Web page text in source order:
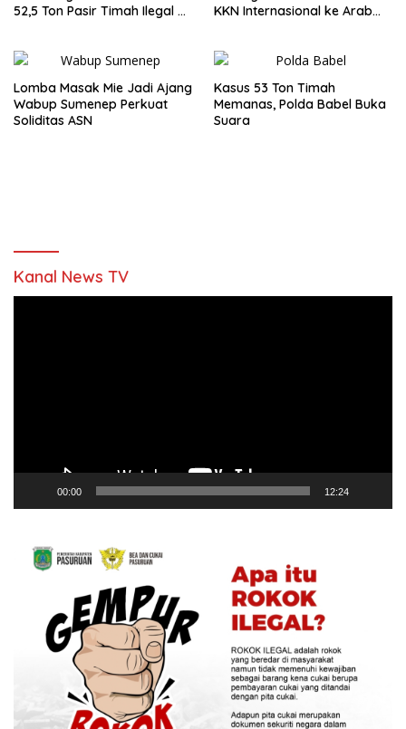
52,5 Ton Pasir Timah Ilegal di
KKN Internasional ke Arab
Lomba Masak Mie Jadi Ajang
Wabup Sumenep Perkuat
Soliditas ASN
Kasus 53 Ton Timah
Memanas, Polda Babel Buka
Suara
Kanal News TV
00:00 12:24